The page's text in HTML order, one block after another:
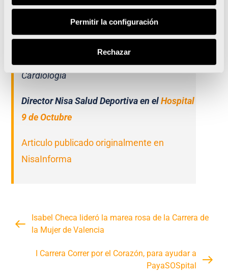
Permitir la configuración
Rechazar
Darío Sanmiguel Cervera,corredor de
Cardiología
Director Nisa Salud Deportiva en elHospital
9 de Octubre
Articulo publicado originalmente en
NisaInforma
Isabel Checa lideró la marea rosa de la Carrera de
la Mujer de Valencia
I Carrera Correr por el Corazón, para ayudar a
PayaSOSpital